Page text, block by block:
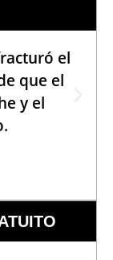
el
que el
y el